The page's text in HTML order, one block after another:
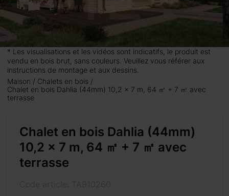
* Les visualisations et les vidéos sont indicatifs, le produit est
vendu en bois brut, sans couleurs. Veuillez vous référer aux
instructions de montage et aux dessins.
Maison
Chalets en bois
Chalet en bois Dahlia (44mm) 10,2 x 7 m, 64 ㎡ + 7 ㎡ avec
terrasse
Chalet en bois Dahlia (44mm)
10,2 x 7 m, 64 ㎡ + 7 ㎡ avec
terrasse
à tous vos
un café entouré
vos proches,
lumineuses,
de détente avec
pour sa résistance
votre propre